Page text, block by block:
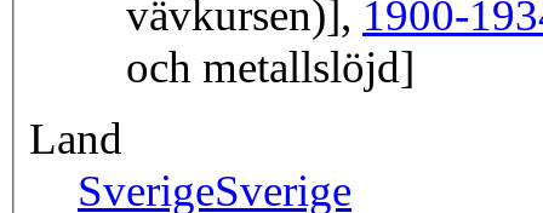
vävkursen)], 1900-
och metallslöjd]
Land
SverigeSverige